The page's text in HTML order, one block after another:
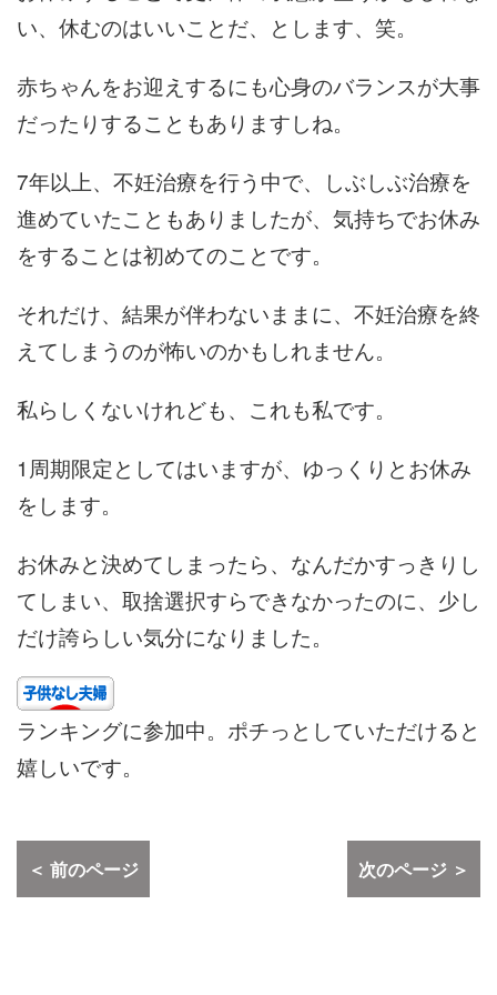
い、休むのはいいことだ、とします、笑。
赤ちゃんをお迎えするにも心身のバランスが大事
だったりすることもありますしね。
7年以上、不妊治療を行う中で、しぶしぶ治療を
進めていたこともありましたが、気持ちでお休み
をすることは初めてのことです。
それだけ、結果が伴わないままに、不妊治療を終
えてしまうのが怖いのかもしれません。
私らしくないけれども、これも私です。
1周期限定としてはいますが、ゆっくりとお休み
をします。
お休みと決めてしまったら、なんだかすっきりし
てしまい、取捨選択すらできなかったのに、少し
だけ誇らしい気分になりました。
ランキングに参加中。ポチっとしていただけると
嬉しいです。
＜ 前のページ 次のページ ＞